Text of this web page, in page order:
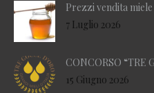
Prezzi vendita miele
7 Luglio 2026
CONCORSO “TRE
15 Giugno 2026